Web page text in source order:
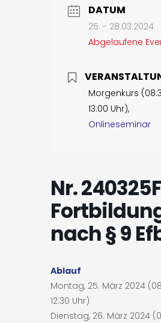
DATUM
25. - 28.03.2024
Abgelaufene
Morgenkurs
13:00 Uhr),
Onlineseminar
Nr.
nach § 9
Ablauf
Montag, 25. März 2024
12:30 Uhr)
Dienstag, 26. März 2024